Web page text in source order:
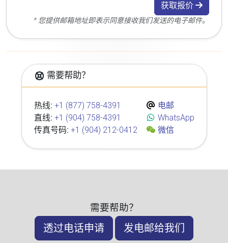
获取报价
* 您提供邮箱地址即表示同意接收我们发送的电子邮件。
需要帮助？
热线: +1 (877) 758-4391
直线: +1 (904) 758-4391
传真号码: +1 (904) 212-0412
电邮
WhatsApp
微信
需要帮助？
透过电话申请 发电邮给我们